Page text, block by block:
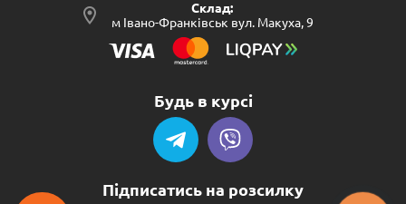
Склад:
м Івано-Франківськ вул. Макуха, 9
Будь в курсі
Підписатись на розсилку